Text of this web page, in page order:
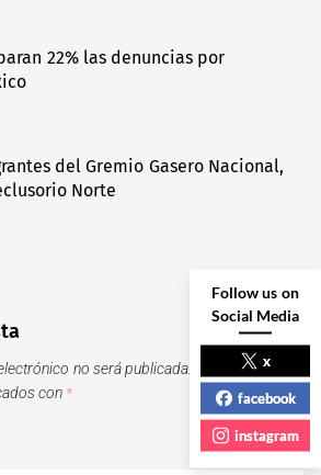
22% las denuncias por
del Gremio Gasero Nacional,
Norte
no será publicada.
Los campos
con *
Follow us on
Social Media
x
facebook
instagram